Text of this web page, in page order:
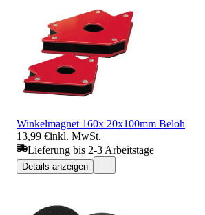
Winkelmagnet 160x 20x100mm Beloh
13,99 €inkl. MwSt.
Lieferung bis 2-3 Arbeitstage
Details anzeigen